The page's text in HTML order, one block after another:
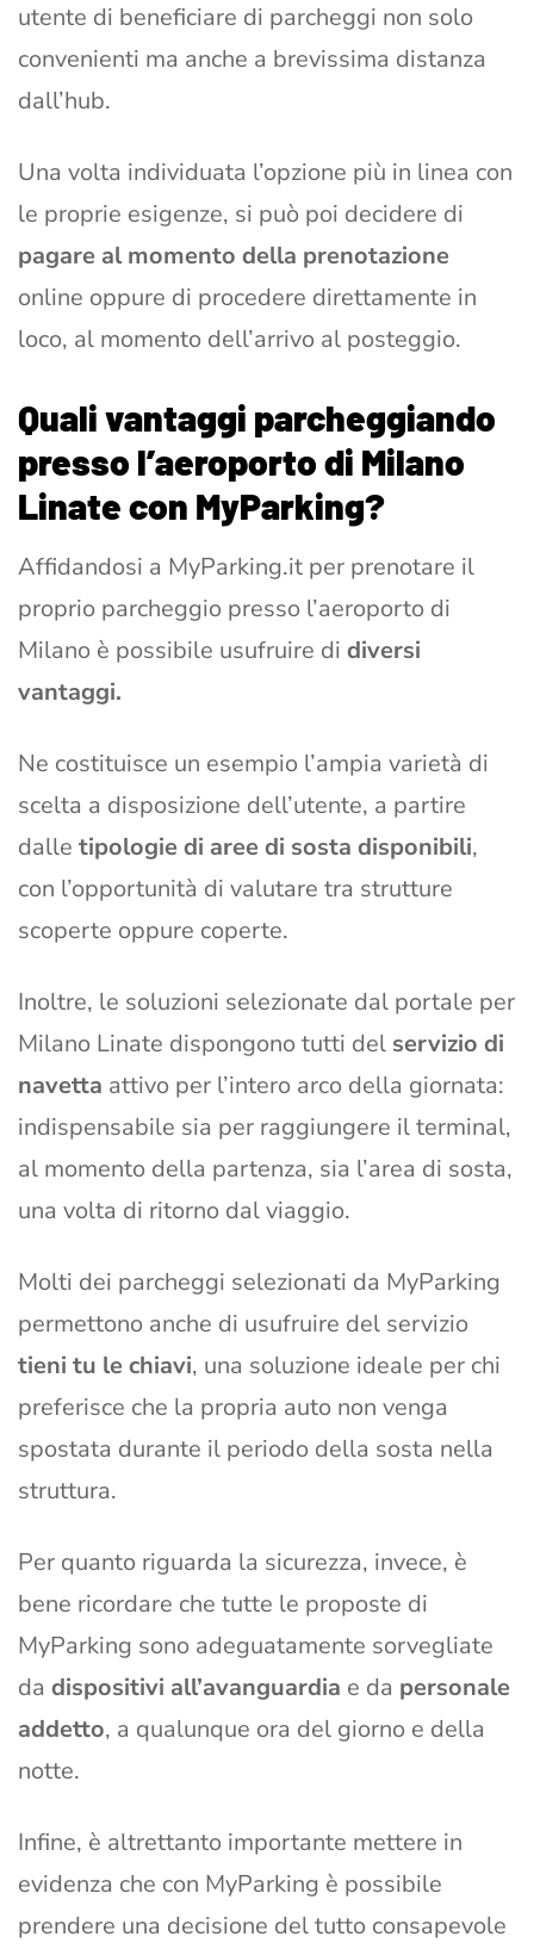
utente di beneficiare di parcheggi non solo
convenienti ma anche a brevissima distanza
dall’hub.
Una volta individuata l’opzione più in linea con
le proprie esigenze, si può poi decidere di
pagare al momento della prenotazione
online oppure di procedere direttamente in
loco, al momento dell’arrivo al posteggio.
Quali vantaggi parcheggiando
presso l’aeroporto di Milano
Linate con MyParking?
Affidandosi a MyParking.it per prenotare il
proprio parcheggio presso l’aeroporto di
Milano è possibile usufruire di diversi
vantaggi.
Ne costituisce un esempio l’ampia varietà di
scelta a disposizione dell’utente, a partire
dalle tipologie di aree di sosta disponibili,
con l’opportunità di valutare tra strutture
scoperte oppure coperte.
Inoltre, le soluzioni selezionate dal portale per
Milano Linate dispongono tutti del servizio di
navetta attivo per l’intero arco della giornata:
indispensabile sia per raggiungere il terminal,
al momento della partenza, sia l’area di sosta,
una volta di ritorno dal viaggio.
Molti dei parcheggi selezionati da MyParking
permettono anche di usufruire del servizio
tieni tu le chiavi, una soluzione ideale per chi
preferisce che la propria auto non venga
spostata durante il periodo della sosta nella
struttura.
Per quanto riguarda la sicurezza, invece, è
bene ricordare che tutte le proposte di
MyParking sono adeguatamente sorvegliate
da dispositivi all’avanguardia e da personale
addetto, a qualunque ora del giorno e della
notte.
Infine, è altrettanto importante mettere in
evidenza che con MyParking è possibile
prendere una decisione del tutto consapevole